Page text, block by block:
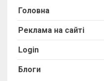
Головна
Реклама на сайті
Login
Блоги